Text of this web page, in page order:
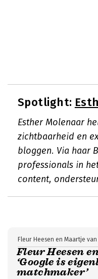
Spotlight:
Esther Molenaar
zichtbaarheid en
bloggen. Via haar
professionals in
content,
Fleur Heesen
‘Google is
matchmaker’
Fleur Heesen en Maartje van